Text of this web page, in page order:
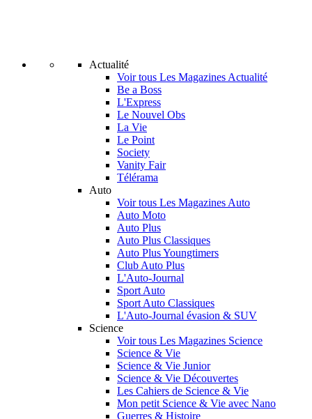
Actualité
Voir tous Les Magazines Actualité
Be a Boss
L'Express
Le Nouvel Obs
La Vie
Le Point
Society
Vanity Fair
Télérama
Auto
Voir tous Les Magazines Auto
Auto Moto
Auto Plus
Auto Plus Classiques
Auto Plus Youngtimers
Club Auto Plus
L'Auto-Journal
Sport Auto
Sport Auto Classiques
L'Auto-Journal évasion & SUV
Science
Voir tous Les Magazines Science
Science & Vie
Science & Vie Junior
Science & Vie Découvertes
Les Cahiers de Science & Vie
Mon petit Science & Vie avec Nano
Guerres & Histoire